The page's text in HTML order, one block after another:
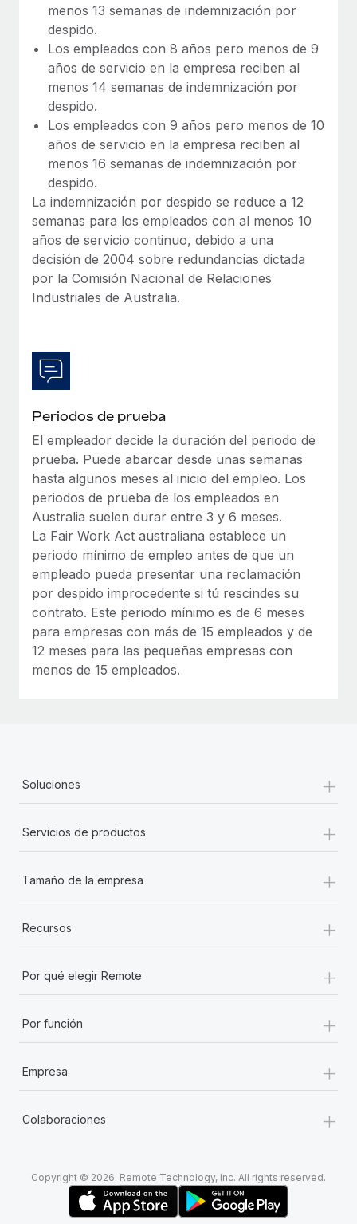
menos 13 semanas de indemnización por
despido.
Los empleados con 8 años pero menos de 9
años de servicio en la empresa reciben al
menos 14 semanas de indemnización por
despido.
Los empleados con 9 años pero menos de 10
años de servicio en la empresa reciben al
menos 16 semanas de indemnización por
despido.
La indemnización por despido se reduce a 12
semanas para los empleados con al menos 10
años de servicio continuo, debido a una
decisión de 2004 sobre redundancias dictada
por la Comisión Nacional de Relaciones
Industriales de Australia.
Periodos de prueba
El empleador decide la duración del periodo de
prueba. Puede abarcar desde unas semanas
hasta algunos meses al inicio del empleo. Los
periodos de prueba de los empleados en
Australia suelen durar entre 3 y 6 meses.
La Fair Work Act australiana establece un
periodo mínimo de empleo antes de que un
empleado pueda presentar una reclamación
por despido improcedente si tú rescindes su
contrato. Este periodo mínimo es de 6 meses
para empresas con más de 15 empleados y de
12 meses para las pequeñas empresas con
menos de 15 empleados.
Soluciones +
Servicios de productos +
Tamaño de la empresa +
Recursos +
Por qué elegir Remote +
Por función +
Empresa +
Colaboraciones +
Copyright © 2026. Remote Technology, Inc. All rights reserved.